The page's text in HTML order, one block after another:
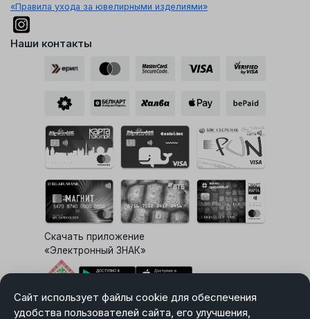
Сайт использует файлы cookie для обеспечения
удобства пользователей сайта, его улучшения,
«Правила ухода за ювелирными изделиями»
Наши контакты
Скачать приложение
«Электронный ЗНАК»
Выбор настроек Cookie